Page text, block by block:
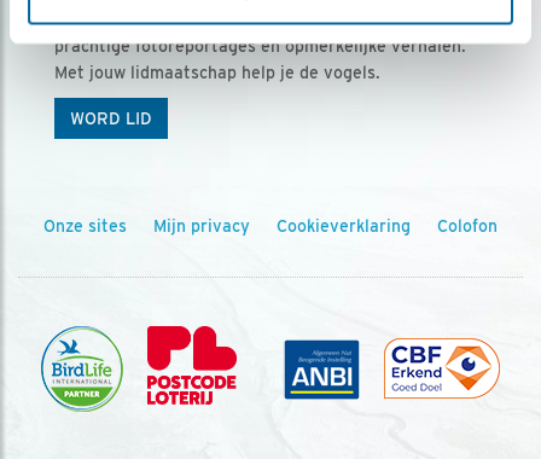
Vogels is het tijdschrift voor onze leden, met
prachtige fotoreportages en opmerkelijke verhalen.
Met jouw lidmaatschap help je de vogels.
WORD LID
Onze sites Mijn privacy Cookieverklaring Colofon